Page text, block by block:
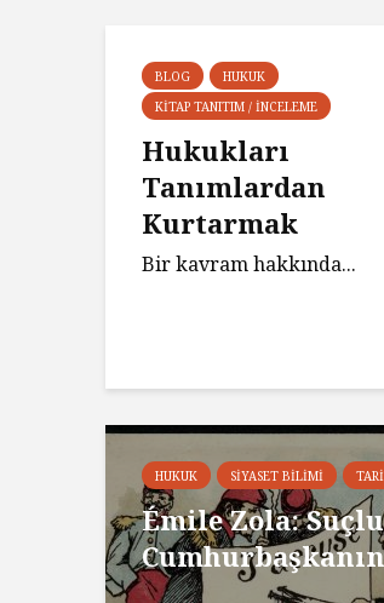
BLOG
HUKUK
KITAP TANITIM / İNCELEME
Hukukları
Tanımlardan
Kurtarmak
Bir kavram hakkında...
HUKUK SIYASET BILIMI
Émile Zola: